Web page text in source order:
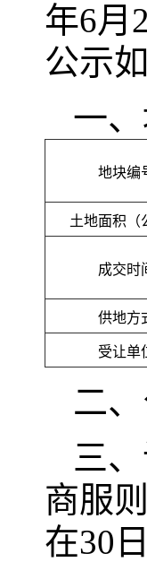
年6月
公示如
一
地块编
土地面积（
成交时
供地方
受让单
二
三
商服
在30